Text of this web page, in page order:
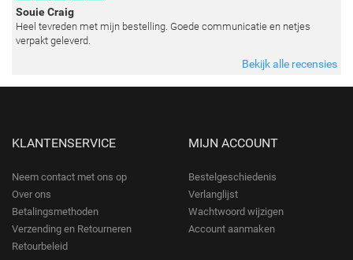
Souie Craig
Heel tevreden met mijn bestelling. Goede communicatie en netjes
verpakt geleverd.
Bekijk alle recensies
KLANTENSERVICE
Neem contact met ons op
Over ons
Betalingsmethoden
Verzending en Retourneren
Retourbeleid
MIJN ACCOUNT
Bestelgeschiedenis
Verlanglijst
Wachtwoord wijzigen
Account aanmaken